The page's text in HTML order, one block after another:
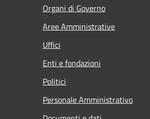
Organi di Governo
Aree Amministrative
Uffici
Enti e fondazioni
Politici
Personale Amministrativo